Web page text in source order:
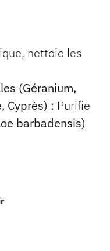
nettoie les
(Géranium,
Cyprès) : Purifie
barbadensis)